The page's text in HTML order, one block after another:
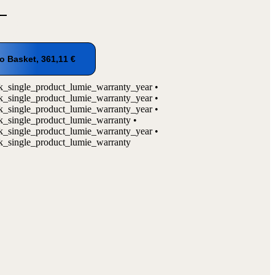
Basket, 361,11 €
•
•
•
•
•